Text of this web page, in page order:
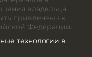
владельца
привлечены к
Федерации.
технологии в